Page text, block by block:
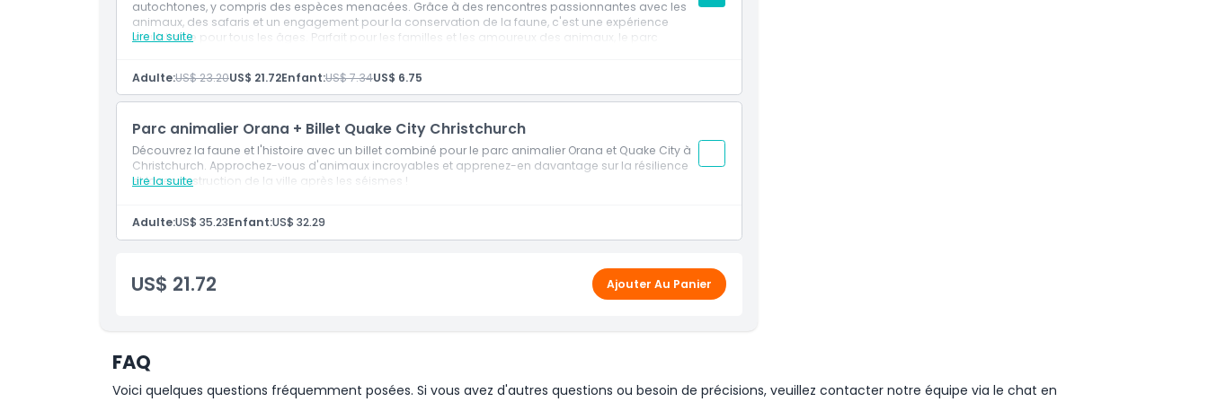
Heures d'ouverture
À savoir
Politique d'annulation
autochtones, y compris des espèces menacées. Grâce à des rencontres passionnantes avec les
animaux, des safaris et un engagement pour la conservation de la faune, c'est une expérience
inoubliable pour tous les âges. Parfait pour les familles et les amoureux des animaux, le parc
Lire la suite
Adulte:US$ 23.20US$ 21.72Enfant:US$ 7.34US$ 6.75
Parc animalier Orana + Billet Quake City Christchurch
Découvrez la faune et l'histoire avec un billet combiné pour le parc animalier Orana et Quake City à
Christchurch. Approchez-vous d'animaux incroyables et apprenez-en davantage sur la résilience
et la reconstruction de la ville après les séismes !
Lire la suite
Adulte:US$ 35.23Enfant:US$ 32.29
US$ 21.72 Ajouter Au Panier
FAQ
Voici quelques questions fréquemment posées. Si vous avez d'autres questions ou besoin de précisions, veuillez contacter notre équipe via le chat en